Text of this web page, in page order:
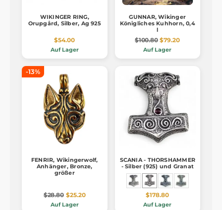
WIKINGER RING,
Orupgård, Silber, Ag 925
$54.00
Auf Lager
GUNNAR, Wikinger
Königliches Kuhhorn, 0,4
l
$100.80 $79.20
Auf Lager
-13%
FENRIR, Wikingerwolf,
Anhänger, Bronze,
größer
$28.80 $25.20
Auf Lager
SCANIA - THORSHAMMER
- Silber (925) und Granat
$178.80
Auf Lager